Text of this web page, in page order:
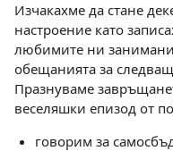
Изчакахме да стане
настроение като
любимите ни
обещанията за
Празнуваме
веселяшки епизод от
говорим за